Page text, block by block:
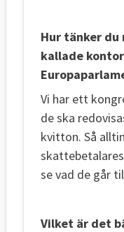
Hur tänker du
kallade
Vi har ett
de ska
kvitton. Så
se vad de går
Vilket är det